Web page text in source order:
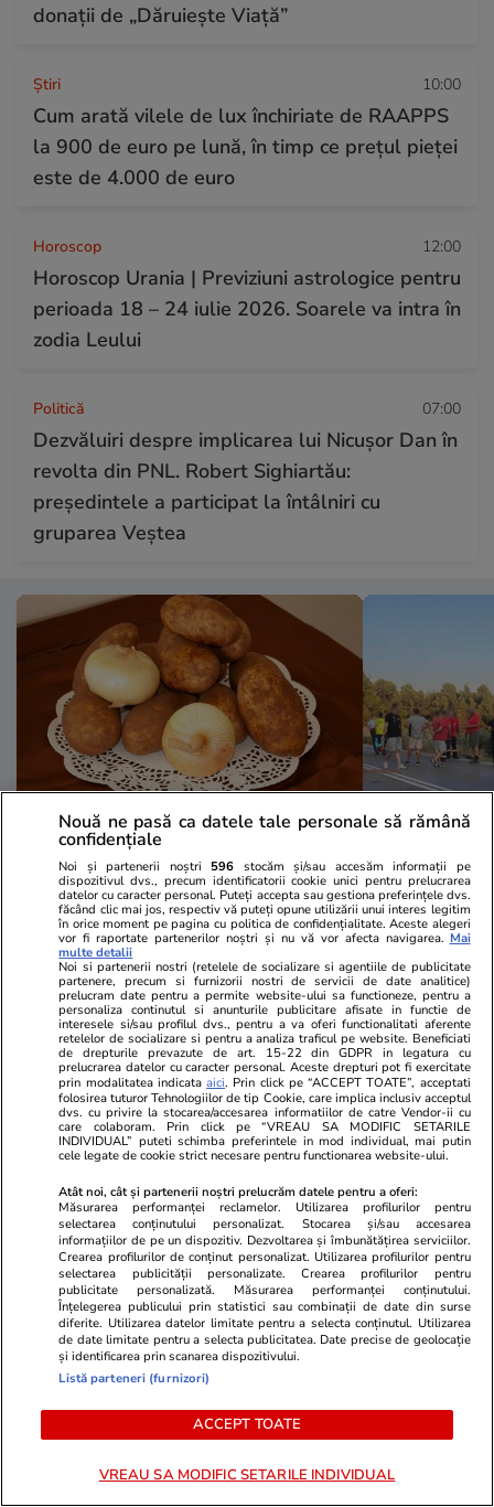
donații de „Dăruiește Viață”
Ştiri 10:00
Cum arată vilele de lux închiriate de RAAPPS
la 900 de euro pe lună, în timp ce prețul pieței
este de 4.000 de euro
Horoscop 12:00
Horoscop Urania | Previziuni astrologice pentru
perioada 18 – 24 iulie 2026. Soarele va intra în
zodia Leului
Politică 07:00
Dezvăluiri despre implicarea lui Nicușor Dan în
revolta din PNL. Robert Sighiartău:
președintele a participat la întâlniri cu
gruparea Veștea
Lifestyle
De ce să nu păstrezi cartofii lângă
ceapă
O fetiță de
Moldova, a
lume după
bebeluș de
accident în
Lifestyle 16 iul.
Cum îţi laşi casa în siguranţă
înainte de a pleca în concediu
Lifestyle 14 iul.
rețete poate fi folosită
Nouă ne pasă ca datele tale personale să rămână
confidențiale
Noi și partenerii noștri 596 stocăm și/sau accesăm informații pe
dispozitivul dvs., precum identificatorii cookie unici pentru prelucrarea
datelor cu caracter personal. Puteți accepta sau gestiona preferințele dvs.
făcând clic mai jos, respectiv vă puteți opune utilizării unui interes legitim
în orice moment pe pagina cu politica de confidențialitate. Aceste alegeri
vor fi raportate partenerilor noștri și nu vă vor afecta navigarea. Mai
multe detalii
Noi si partenerii nostri (retelele de socializare si agentiile de publicitate
partenere, precum si furnizorii nostri de servicii de date analitice)
prelucram date pentru a permite website-ului sa functioneze, pentru a
personaliza continutul si anunturile publicitare afisate in functie de
interesele si/sau profilul dvs., pentru a va oferi functionalitati aferente
retelelor de socializare si pentru a analiza traficul pe website. Beneficiati
de drepturile prevazute de art. 15-22 din GDPR in legatura cu
prelucrarea datelor cu caracter personal. Aceste drepturi pot fi exercitate
prin modalitatea indicataaici. Prin click pe “ACCEPT TOATE”, acceptati
folosirea tuturor Tehnologiilor de tip Cookie, care implica inclusiv acceptul
dvs. cu privire la stocarea/accesarea informatiilor de catre Vendor-ii cu
care colaboram. Prin click pe “VREAU SA MODIFIC SETARILE
INDIVIDUAL” puteti schimba preferintele in mod individual, mai putin
cele legate de cookie strict necesare pentru functionarea website-ului.
Atât noi, cât și partenerii noștri prelucrăm datele pentru a oferi:
Măsurarea performanței reclamelor. Utilizarea profilurilor pentru
selectarea conținutului personalizat. Stocarea și/sau accesarea
informațiilor de pe un dispozitiv. Dezvoltarea și îmbunătățirea serviciilor.
Crearea profilurilor de conținut personalizat. Utilizarea profilurilor pentru
selectarea publicității personalizate. Crearea profilurilor pentru
publicitate personalizată. Măsurarea performanței conținutului.
Înțelegerea publicului prin statistici sau combinații de date din surse
diferite. Utilizarea datelor limitate pentru a selecta conținutul. Utilizarea
de date limitate pentru a selecta publicitatea. Date precise de geolocație
și identificarea prin scanarea dispozitivului.
Listă parteneri (furnizori)
ACCEPT TOATE
VREAU SA MODIFIC SETARILE INDIVIDUAL